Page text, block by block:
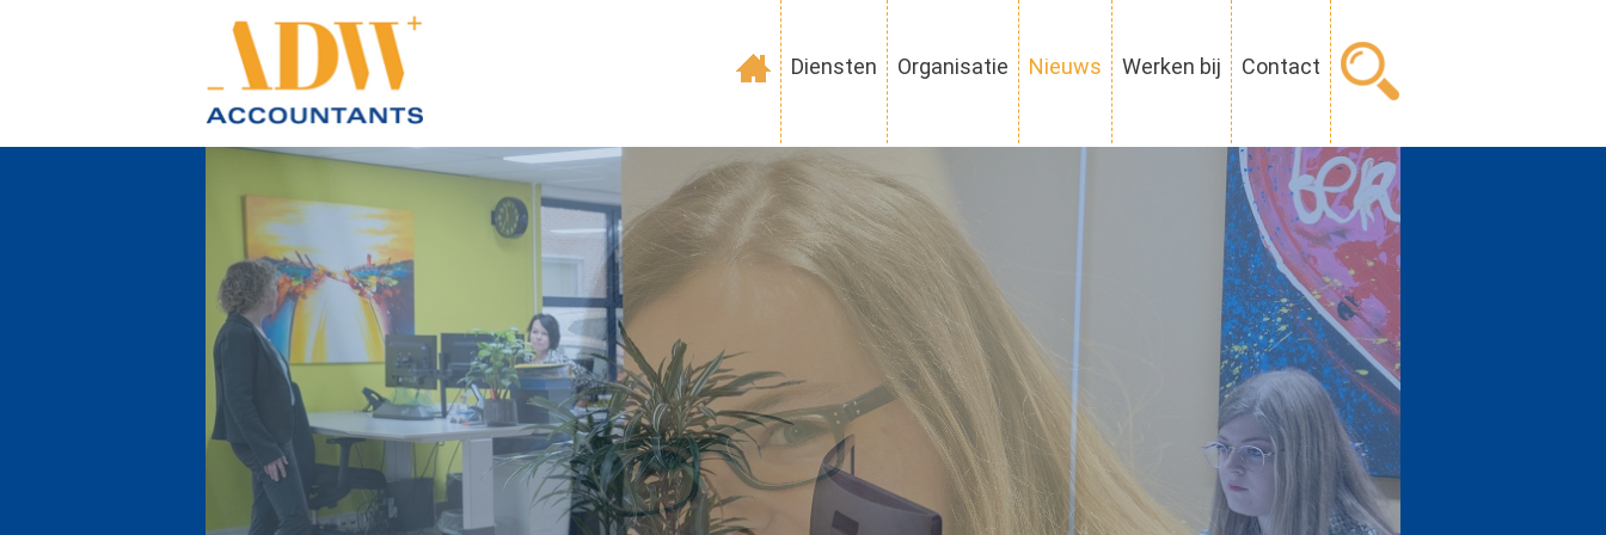
Diensten Organisatie Nieuws Werken bij Contact